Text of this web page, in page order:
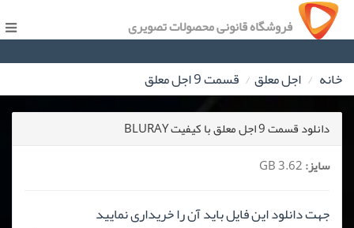
فروشگاه قانونی محصولات تصویری
خانه اجل معلق قسمت 9 اجل معلق
دانلود قسمت 9 اجل معلق با کیفیت BLURAY
سایز:
جهت دانلود این فایل باید آن را خریداری نمایید